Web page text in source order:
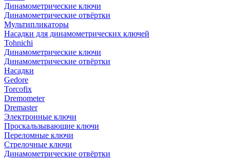
Динамометрические ключи
Динамометрические отвёртки
Мультипликаторы
Насадки для динамометрических ключей
Tohnichi
Динамометрические ключи
Динамометрические отвёртки
Насадки
Gedore
Torcofix
Dremometer
Dremaster
Электронные ключи
Проскальзывающие ключи
Переломные ключи
Стрелочные ключи
Динамометрические отвёртки